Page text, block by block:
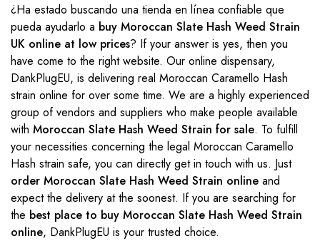
¿Ha estado buscando una tienda en línea confiable que
pueda ayudarlo a buy Moroccan Slate Hash Weed Strain
UK online at low prices? If your answer is yes, then you
have come to the right website. Our online dispensary,
DankPlugEU, is delivering real Moroccan Caramello Hash
strain online for over some time. We are a highly experienced
group of vendors and suppliers who make people available
with Moroccan Slate Hash Weed Strain for sale. To fulfill
your necessities concerning the legal Moroccan Caramello
Hash strain safe, you can directly get in touch with us. Just
order Moroccan Slate Hash Weed Strain online and
expect the delivery at the soonest. If you are searching for
the best place to buy Moroccan Slate Hash Weed Strain
online, DankPlugEU is your trusted choice.